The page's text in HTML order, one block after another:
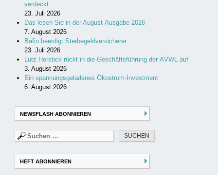
verdeckt
23. Juli 2026
Das lesen Sie in der August-Ausgabe 2026
7. August 2026
Bafin beerdigt Sterbegeldversicherer
23. Juli 2026
Lutz Horstick rückt in die Geschäftsführung der ÄVWL auf
3. August 2026
Ein spannungsgeladenes Ökostrom-Investment
6. August 2026
NEWSFLASH ABONNIEREN
Suchen
nach:
HEFT ABONNIEREN